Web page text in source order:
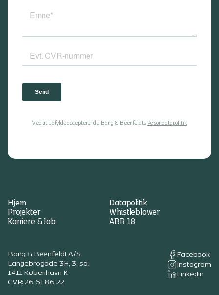
Ved at udfylde accepterer du Bang & Beenfeldts Persondatapolitik
Hjem
Datapolitik
Projekter
Whistleblower
Karriere & Job
ABR 18
Bang & Beenfeldt A/S
Langebrogade 3H, 3. sal
1411 København K
CVR: 26 61 86 22
Facebook
Instagram
Linkedin